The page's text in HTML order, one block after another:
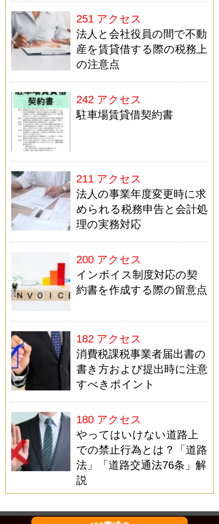
251 アクセス
法人と会社役員の間で不動
産を賃貸借する際の税務上
の注意点
242 アクセス
駐車場賃貸借契約書
211 アクセス
法人の事業年度変更時に求
められる税務申告と会計処
理の実務対応
200 アクセス
インボイス制度対応の契
約書を作成する際の留意点
182 アクセス
消費税課税事業者届出書の
書き方および提出時に注意
すべきポイント
180 アクセス
やってはいけない道路上
での禁止行為とは？「道路
法」「道路交通法76条」解
説